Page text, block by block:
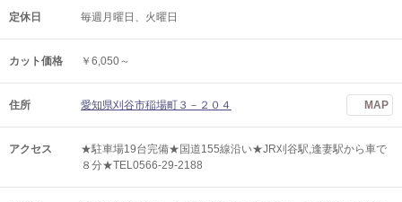
定休日 毎週月曜日、火曜日
カット価格 ￥6,050～
住所 愛知県刈谷市稲場町３－２０４ MAP
アクセス
★駐車場19台完備★国道155線沿い★JR刈谷駅,逢妻駅から車で
８分★TEL0566-29-2188